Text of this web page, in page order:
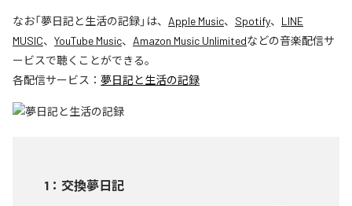
なお「夢日記と生活の記録」は、 Apple Music、 Spotify、 LINE
MUSIC、 YouTube Music、 Amazon Music Unlimitedなどの音楽配信サ
ービスで聴くことができる。
各配信サービス： 夢日記と生活の記録
1 ： 交換夢日記